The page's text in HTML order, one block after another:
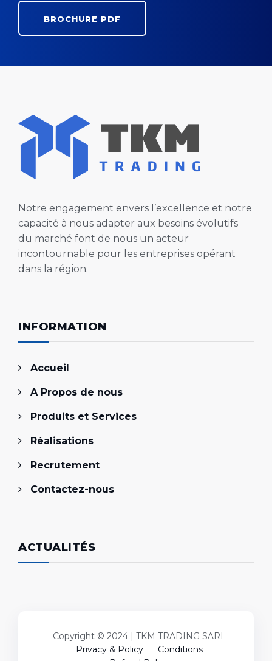
BROCHURE PDF
Notre engagement envers l’excellence et notre
capacité à nous adapter aux besoins évolutifs
du marché font de nous un acteur
incontournable pour les entreprises opérant
dans la région.
INFORMATION
Accueil
A Propos de nous
Produits et Services
Réalisations
Recrutement
Contactez-nous
ACTUALITÉS
Copyright © 2024 | TKM TRADING SARL
Privacy & Policy
Conditions